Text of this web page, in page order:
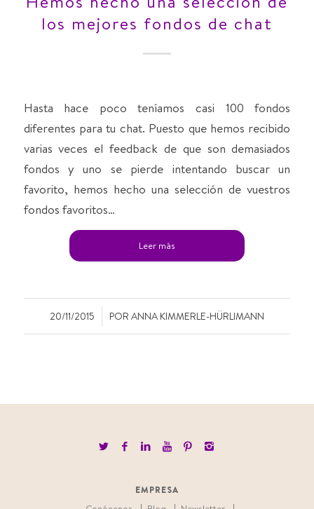
los mejores fondos de chat
Hasta hace poco teníamos casi 100 fondos
diferentes para tu chat. Puesto que hemos recibido
varias veces el feedback de que son demasiados
fondos y uno se pierde intentando buscar un
favorito, hemos hecho una selección de vuestros
fondos favoritos…
Leer más
20/11/2015
/ POR ANNA KIMMERLE-HÜRLIMANN
EMPRESA